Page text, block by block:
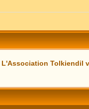
L'Association Tolkiendil